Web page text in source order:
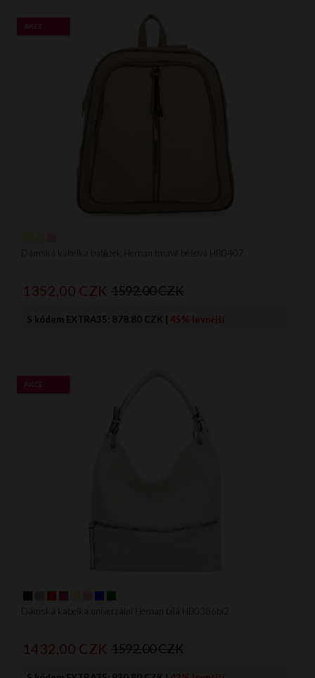
Dámská kabelka batůžek Hernan tmavě béžová HB0407
AKCE
1352,00 CZK 1592,00 CZK
S kódem EXTRA35: 878.80 CZK | 45% levnější
Dámská kabelka univerzální Hernan bílá HB0386bi2
AKCE
1432,00 CZK 1592,00 CZK